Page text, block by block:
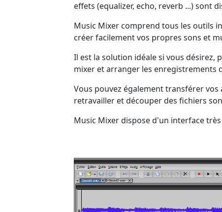
effets (equalizer, echo, reverb ...) sont
Music Mixer comprend tous les outils
créer facilement vos propres sons et
Il est la solution idéale si vous désirez,
mixer et arranger les enregistrements
Vous pouvez également transférer vos
retravailler et découper des fichiers
Music Mixer dispose d'un interface